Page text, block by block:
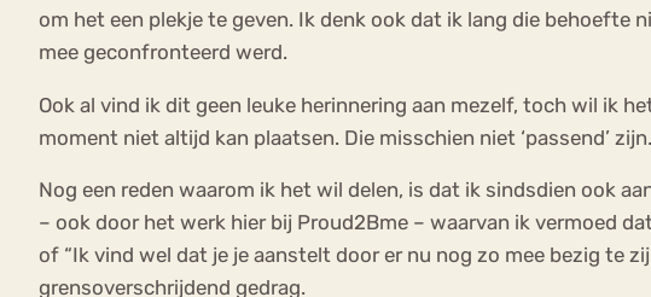
om het een plekje te geven. Ik denk ook dat ik lang die
mee geconfronteerd werd.
Ook al vind ik dit geen leuke herinnering aan mezelf, toch wil ik
moment niet altijd kan plaatsen. Die misschien niet ‘passend’
Nog een reden waarom ik het wil delen, is dat ik sindsdien ook
– ook door het werk hier bij Proud2Bme – waarvan ik vermoed
of “Ik vind wel dat je je aanstelt door er nu nog zo mee bezig te
grensoverschrijdend gedrag.